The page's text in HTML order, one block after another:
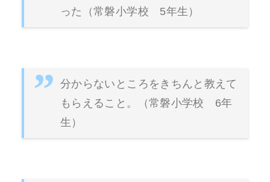
った（常磐小学校 5年生）
分からないところをきちんと教えて
もらえること。（常磐小学校 6年
生）